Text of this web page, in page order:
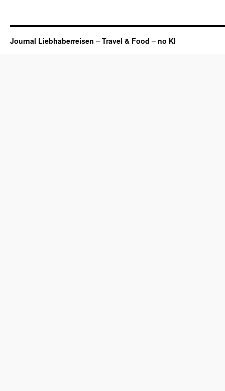
Journal Liebhaberreisen – Travel & Food – no KI